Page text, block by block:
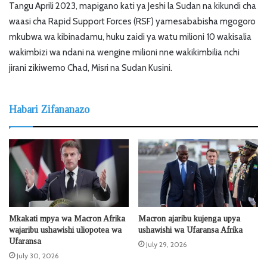
Tangu Aprili 2023, mapigano kati ya Jeshi la Sudan na kikundi cha
waasi cha Rapid Support Forces (RSF) yamesababisha mgogoro
mkubwa wa kibinadamu, huku zaidi ya watu milioni 10 wakisalia
wakimbizi wa ndani na wengine milioni nne wakikimbilia nchi
jirani zikiwemo Chad, Misri na Sudan Kusini.
Habari Zifananazo
Mkakati mpya wa Macron Afrika
wajaribu ushawishi uliopotea wa
Ufaransa
July 30, 2026
Macron ajaribu kujenga upya
ushawishi wa Ufaransa Afrika
July 29, 2026